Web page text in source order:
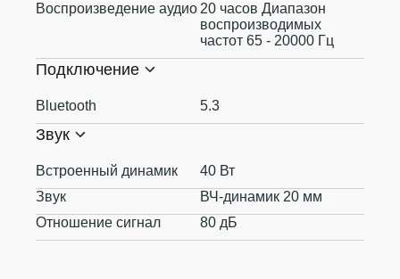
Воспроизведение аудио 20 часов Диапазон
воспроизводимых
частот 65 - 20000 Гц
Подключение
Bluetooth 5.3
Звук
Встроенный динамик
40 Вт
Звук
ВЧ-динамик 20 мм
Отношение сигнал
80 дБ